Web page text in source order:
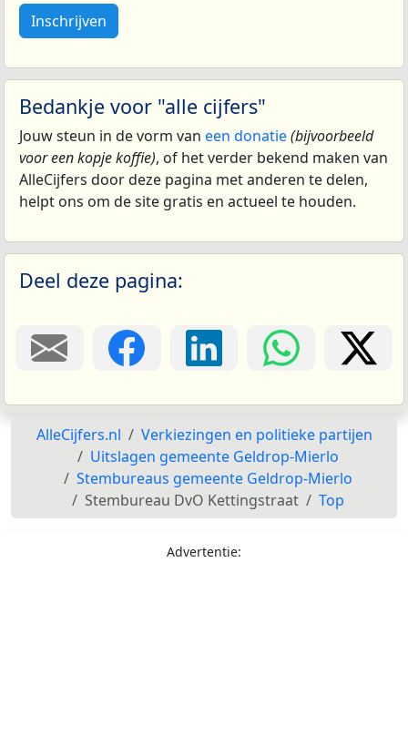
Inschrijven
Bedankje voor "alle cijfers"
Jouw steun in de vorm van een donatie(bijvoorbeeld
voor een kopje koffie), of het verder bekend maken van
AlleCijfers door deze pagina met anderen te delen,
helpt ons om de site gratis en actueel te houden.
Deel deze pagina:
AlleCijfers.nl
Verkiezingen en politieke partijen
Uitslagen gemeente Geldrop-Mierlo
Stembureaus gemeente Geldrop-Mierlo
Stembureau DvO Kettingstraat
Top
Advertentie: